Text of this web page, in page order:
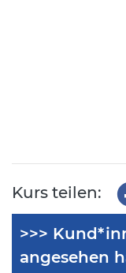
Kurs teilen:
>>>
angesehen